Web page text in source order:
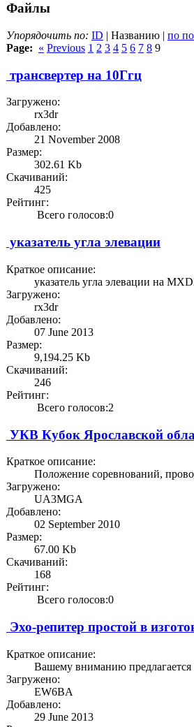
Файлы
Упорядочить по: ID | Названию | по
Page: « Previous 1 2 3 4 5 6 7 8 9
трансвертер на 10Ггц
Загружено:
rx3dr
Добавлено:
21 November 2008
Размер:
302.61 Kb
Скачиваний:
425
Рейтинг:
Всего голосов:0
указатель угла элевации
Краткое описание:
указатель угла элевации на
Загружено:
rx3dr
Добавлено:
07 June 2013
Размер:
9,194.25 Kb
Скачиваний:
246
Рейтинг:
Всего голосов:2
УКВ Кубок Ярославской
Краткое описание:
Положение соревнований,
Загружено:
UA3MGA
Добавлено:
02 September 2010
Размер:
67.00 Kb
Скачиваний:
168
Рейтинг:
Всего голосов:0
Эхо-репитер простой в
Краткое описание:
Вашему вниманию предлагается
Загружено:
EW6BA
Добавлено:
29 June 2013